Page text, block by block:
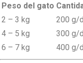
Peso del gato
2 – 3 kg
200 g/
4 – 5 kg
300 g/
6 – 7 kg
400 g/